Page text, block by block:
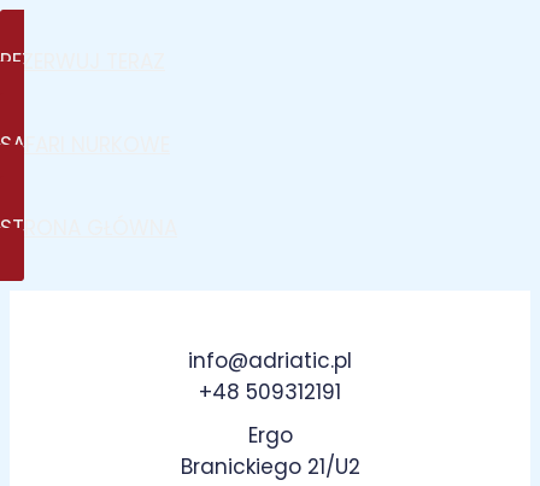
REZERWUJ TERAZ
SAFARI NURKOWE
STRONA GŁÓWNA
info@adriatic.pl
+48 509312191
Ergo
Branickiego 21/U2